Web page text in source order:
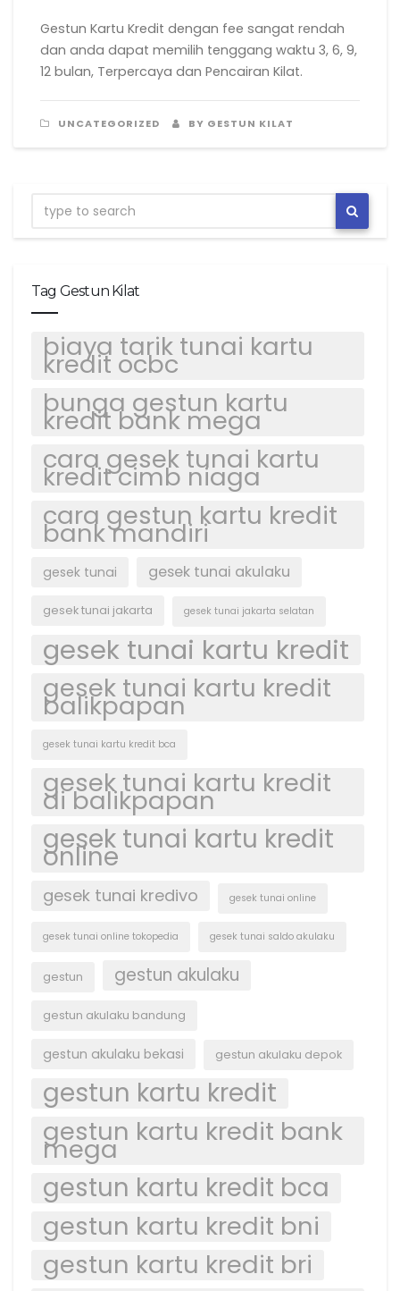
Gestun Kartu Kredit dengan fee sangat rendah
dan anda dapat memilih tenggang waktu 3, 6, 9,
12 bulan, Terpercaya dan Pencairan Kilat.
UNCATEGORIZED BY GESTUN KILAT
Tag Gestun Kilat
biaya tarik tunai kartu
kredit ocbc
bunga gestun kartu
kredit bank mega
cara gesek tunai kartu
kredit cimb niaga
cara gestun kartu kredit
bank mandiri
gesek tunai gesek tunai akulaku
gesek tunai jakarta gesek tunai jakarta selatan
gesek tunai kartu kredit
gesek tunai kartu kredit
balikpapan
gesek tunai kartu kredit bca
gesek tunai kartu kredit
di balikpapan
gesek tunai kartu kredit
online
gesek tunai kredivo gesek tunai online
gesek tunai online tokopedia gesek tunai saldo akulaku
gestun gestun akulaku
gestun akulaku bandung
gestun akulaku bekasi gestun akulaku depok
gestun kartu kredit
gestun kartu kredit bank
mega
gestun kartu kredit bca
gestun kartu kredit bni
gestun kartu kredit bri